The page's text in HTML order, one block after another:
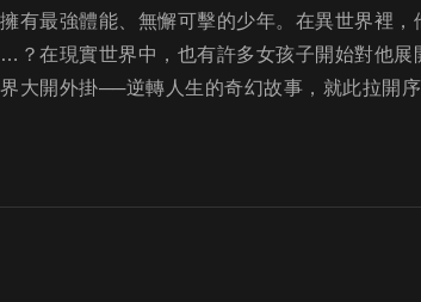
最強體能、無懈可擊的少年。在異世界裡，
？在現實世界中，也有許多女孩子開始對他
大開外掛──逆轉人生的奇幻故事，就此拉開序